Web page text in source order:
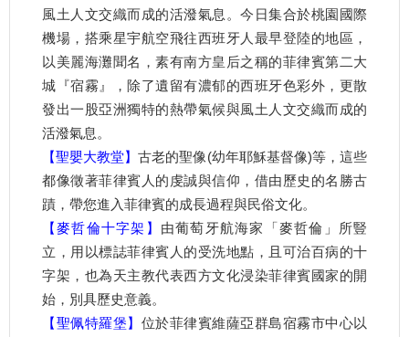
風土人文交織而成的活潑氣息。 今日集合於桃園國際
機場，搭乘星宇航空飛往西班牙人最早登陸的地區，
以美麗海灘聞名，素有南方皇后之稱的菲律賓第二大
城『宿霧』，除了遺留有濃郁的西班牙色彩外，更散
發出一股亞洲獨特的熱帶氣候與風土人文交織而成的
活潑氣息。
【聖嬰大教堂】古老的聖像(幼年耶穌基督像)等，這些
都像徵著菲律賓人的虔誠與信仰，借由歷史的名勝古
蹟，帶您進入菲律賓的成長過程與民俗文化。
【麥哲倫十字架】 由葡萄牙航海家「麥哲倫」所豎
立，用以標誌菲律賓人的受洗地點，且可治百病的十
字架，也為天主教代表西方文化浸染菲律賓國家的開
始，別具歷史意義。
【聖佩特羅堡】 位於菲律賓維薩亞群島宿霧市中心以